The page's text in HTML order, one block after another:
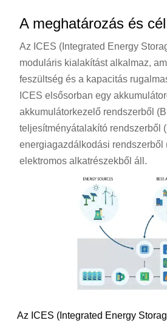
A meghatározás és cél
Az ICES (Integrated Energy
moduláris kialakítást alkalmaz,
feszültség és a kapacitás
ICES elsősorban egy
akkumulátorkezelő rendszerből
teljesítményátalakító rendszerből
energiagazdálkodási rendszerből
elektromos alkatrészekből áll.
Az ICES (Integrated Energy